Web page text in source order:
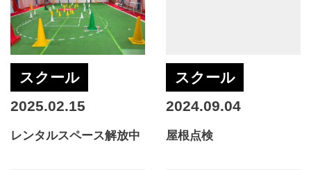
スクール
2025.02.15
レンタルスペース解放中
スクール
2024.09.04
屋根点検